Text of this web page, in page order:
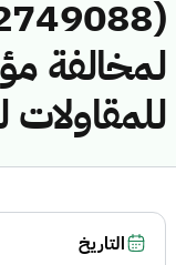
لمخالفة
للمقاولات
التاريخ